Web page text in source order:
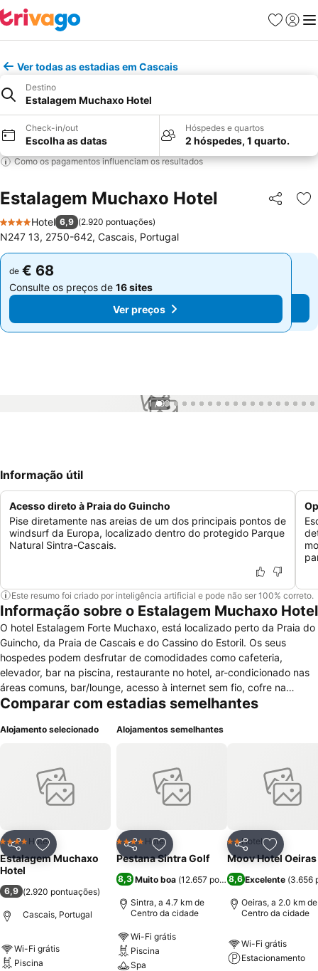
Favoritos
Iniciar
Ver todas as estadias em Cascais
Destino
Estalagem Muchaxo Hotel
Check-in/out
Escolha as datas
Hóspedes e quartos
2 hóspedes, 1 quarto.
Como os pagamentos influenciam os resultados
Estalagem Muchaxo Hotel Partilhar
4 Estrelas
Hotel 6,9 (2.920 pontuações)
N247 13, 2750-642, Cascais, Portugal
de € 68
Consulte os preços de 16 sites
Ver preços
de € 68
Consulte os preços de 16 sites
Ver preços
1 / 99
Informação útil
Acesso direto à Praia do Guincho
Pise diretamente nas areias de um dos principais pontos de
windsurf da Europa, localizado dentro do protegido Parque
Natural Sintra-Cascais.
Este resumo foi criado por inteligência artificial e pode não ser 100% correto.
Informação sobre o Estalagem Muchaxo Hotel
O hotel Estalagem Forte Muchaxo, está localizado perto da Praia do
Guincho, da Praia de Cascais e do Cassino do Estoril. Os seus
hospedes podem desfrutar de comodidades como cafeteria,
elevador, bar na piscina, restaurante no hotel, ar-condicionado nas
áreas comuns, bar/lounge, acesso à internet sem fio, cofre na
recepção, assistência médica disponível, equipe multilíngue, serviço
estacionamento gratuito, serviços de casamento, serviço de babá,
oferece sauna seca, uma academia de ginástica e piscina. Todos os
quartos possuem cofre no quarto, acesso à Internet mediante
pagamento de sobretaxa, banheiro privativo, serviço de TV via
ferro e tábua de passar roupa quando solicitado.
Comparar com estadias semelhantes
Alojamento selecionado
PartilharAdicionar aos favoritos
4 EstrelasHotel
Estalagem Muchaxo
Hotel
6,9 (2.920 pontuações)
Cascais, Portugal
Wi-Fi grátis
Piscina
Alojamentos semelhantes
PartilharAdicionar aos favoritos
4 EstrelasHotel
Pestana Sintra Golf
8,3 Muito boa (12.657 pontuações)
Sintra, a 4.7 km de
Centro da cidade
Wi-Fi grátis
Piscina
Spa
Partilhar
2 Estrelas
Hotel
Moov Hotel Oeiras
8,6 Excelente (3.656
Oeiras, a 2.0 km de
Centro da cidade
Wi-Fi grátis
Estacionamento